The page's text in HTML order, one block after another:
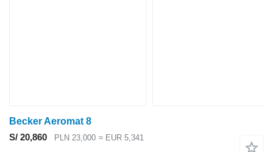
Becker Aeromat 8
S/ 20,860
PLN 23,000 ≈ EUR 5,341